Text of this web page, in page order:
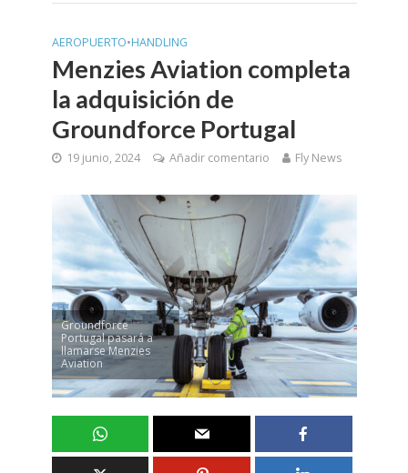
AEROPUERTO•HANDLING
Menzies Aviation completa
la adquisición de
Groundforce Portugal
19 junio, 2024 Añadir comentario Fly News
Groundforce
Portugal pasará a
llamarse Menzies
Aviation